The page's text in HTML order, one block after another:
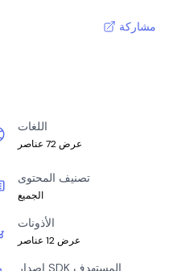
مشاركة
اللغات
عرض 72 عناصر
تصنيف المحتوى
الجميع
الأذونات
عرض 12 عناصر
إصدار SDK المستهدف